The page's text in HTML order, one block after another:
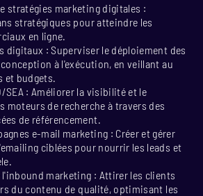
stratégies marketing digitales :
stratégiques pour atteindre les
en ligne.
digitaux : Superviser le déploiement des
à l'exécution, en veillant au
et budgets.
SEA : Améliorer la visibilité et le
moteurs de recherche à travers des
de référencement.
e-mail marketing : Créer et gérer
ciblées pour nourrir les leads et
marketing : Attirer les clients
du contenu de qualité, optimisant les